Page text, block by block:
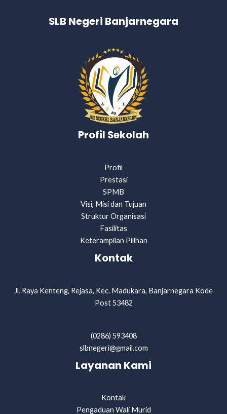
SLB Negeri Banjarnegara
Profil Sekolah
Profil
Prestasi
SPMB
Visi, Misi dan Tujuan
Struktur Organisasi
Fasilitas
Keterampilan Pilihan
Kontak
Jl. Raya Kenteng, Rejasa, Kec. Madukara, Banjarnegara Kode
Post 53482
(0286) 593408
slbnegeri@gmail.com
Layanan Kami
Kontak
Pengaduan Wali Murid